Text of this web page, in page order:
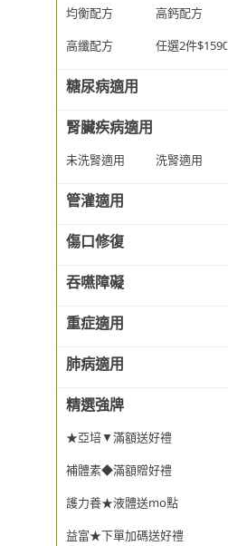
均衡配方
高鈣配方
高纖配方
任選2件$1590
糖尿病適用
腎臟疾病適用
未洗腎適用 洗腎適用
管灌適用
傷口修復
吞嚥障礙
重症適用
肺病適用
精選強牌
★亞培▼滿額送好禮
補體素◆滿額贈好禮
護力養★液體送mo點
益富★下單加碼送好禮